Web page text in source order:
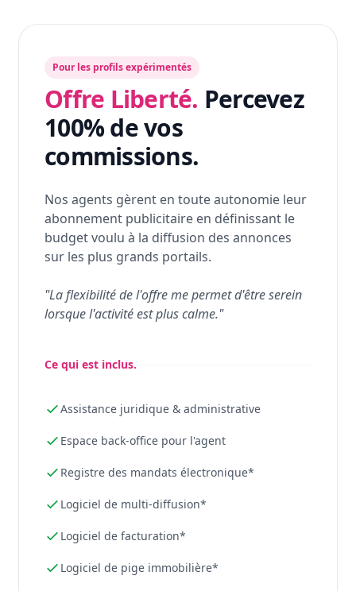
Pour les profils expérimentés
Offre Liberté. Percevez
100% de vos
commissions.
Nos agents gèrent en toute autonomie leur
abonnement publicitaire en définissant le
budget voulu à la diffusion des annonces
sur les plus grands portails.
"La flexibilité de l'offre me permet d'être serein
lorsque l'activité est plus calme."
Ce qui est inclus.
Assistance juridique & administrative
Espace back-office pour l'agent
Registre des mandats électronique*
Logiciel de multi-diffusion*
Logiciel de facturation*
Logiciel de pige immobilière*